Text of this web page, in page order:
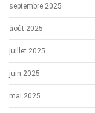
septembre 2025
août 2025
juillet 2025
juin 2025
mai 2025